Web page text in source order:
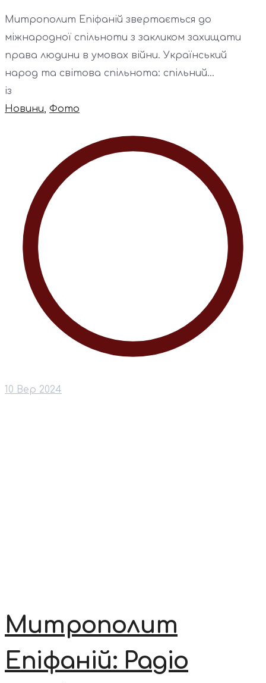
Митрополит Епіфаній звертається до
міжнародної спільноти з закликом захищати
права людини в умовах війни. Український
народ та світова спільнота: спільний...
із
Новини, Фото
10 Вер 2024
Митрополит
Епіфаній: Радіо